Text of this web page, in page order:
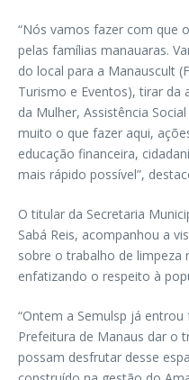
“Nós vamos fazer com que
pelas famílias manauaras.
do local para a Manauscult
Turismo e Eventos), tirar da
da Mulher, Assistência
muito o que fazer aqui,
educação financeira,
mais rápido possível”,
O titular da Secretaria
Sabá Reis, acompanhou a
sobre o trabalho de limpeza
enfatizando o respeito à
“Ontem a Semulsp já
Prefeitura de Manaus dar o
possam desfrutar desse